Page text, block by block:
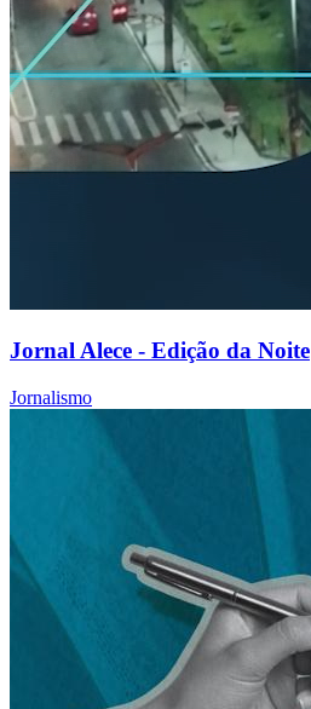
Jornal Alece - Edição da Noite
Jornalismo